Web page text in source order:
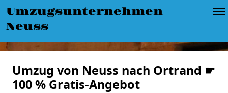
Umzugsunternehmen
Neuss
Umzug von Neuss nach Ortrand ☛
100 % Gratis-Angebot